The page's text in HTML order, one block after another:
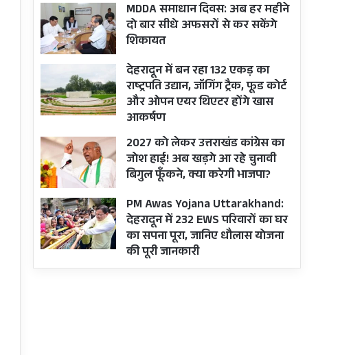
MDDA समाधान दिवस: अब हर महीने
दो बार सीधे अफसरों से कर सकेंगे
शिकायत
देहरादून में बन रहा 132 एकड़ का
राष्ट्रपति उद्यान, जॉगिंग ट्रैक, फूड कोर्ट
और ओपन एयर थिएटर होंगे खास
आकर्षण
2027 को लेकर उत्तराखंड कांग्रेस का
जोश हाई! अब खड़गे आ रहे चुनावी
बिगुल फूँकने, क्या करेगी भाजपा?
PM Awas Yojana Uttarakhand:
देहरादून में 232 EWS परिवारों का घर
का सपना पूरा, जानिए धौलास योजना
की पूरी जानकारी